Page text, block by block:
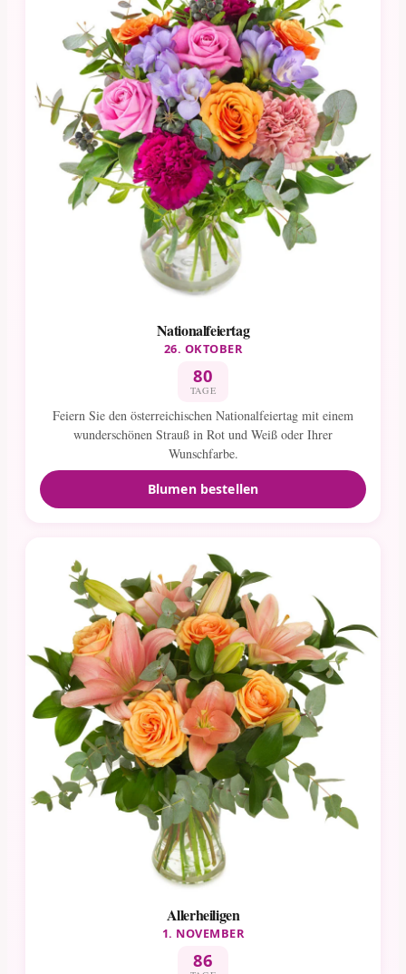
Nationalfeiertag
26. OKTOBER
80
TAGE
Feiern Sie den österreichischen Nationalfeiertag mit einem
wunderschönen Strauß in Rot und Weiß oder Ihrer
Wunschfarbe.
Blumen bestellen
Allerheiligen
1. NOVEMBER
86